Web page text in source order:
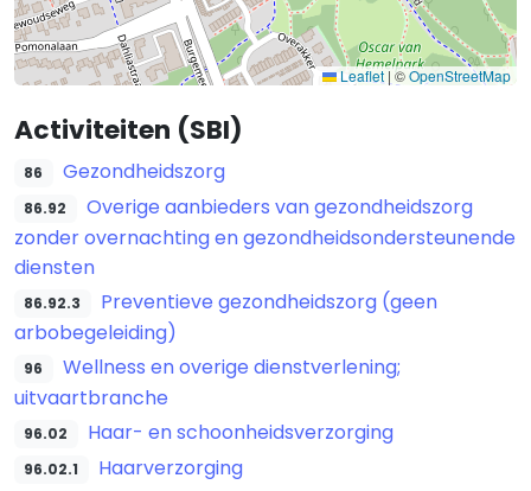
Leaflet |©OpenStreetMap
Activiteiten (SBI)
86 Gezondheidszorg
86.92
Overige aanbieders van gezondheidszorg
zonder overnachting en gezondheidsondersteunende
diensten
86.92.3
Preventieve gezondheidszorg (geen
arbobegeleiding)
96
Wellness en overige dienstverlening;
uitvaartbranche
96.02 Haar- en schoonheidsverzorging
96.02.1 Haarverzorging